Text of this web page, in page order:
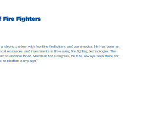
Fire Fighters
strong partner with frontline firefighters and paramedics. He has been an
resources and investments in life-saving fire fighting technologies. The
to endorse Brad Sherman for Congress. He has always been there for
re-election campaign.”